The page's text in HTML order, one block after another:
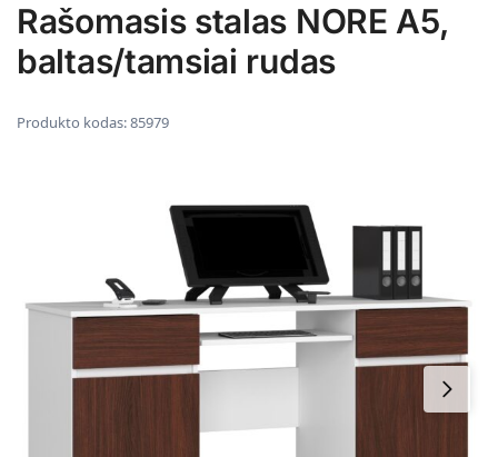
Rašomasis stalas NORE A5,
baltas/tamsiai rudas
Produkto kodas:85979